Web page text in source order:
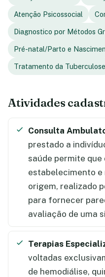
Atenção Psicossocial
Diagnostico por Métodos
Pré-natal/Parto e
Tratamento da Tuberculose
Atividades
Consulta
prestado a
saúde permite que
estabelecimento
origem, realizado
para fornecer
avaliação de uma
Terapias
voltadas
de hemodiálise,